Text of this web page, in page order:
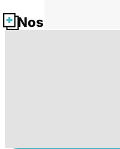
Nos fiches santé